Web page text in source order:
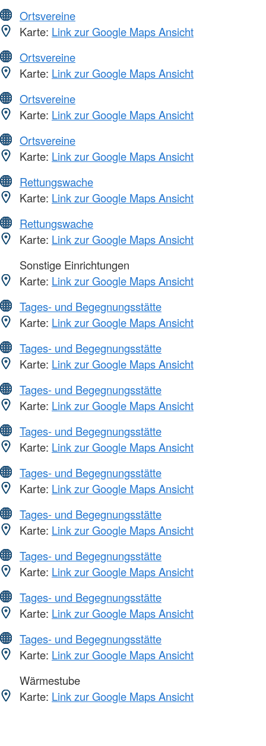
Ortsvereine
Karte: Link zur Google Maps Ansicht
Ortsvereine
Karte: Link zur Google Maps Ansicht
Ortsvereine
Karte: Link zur Google Maps Ansicht
Ortsvereine
Karte: Link zur Google Maps Ansicht
Rettungswache
Karte: Link zur Google Maps Ansicht
Rettungswache
Karte: Link zur Google Maps Ansicht
Sonstige Einrichtungen
Karte: Link zur Google Maps Ansicht
Tages- und Begegnungsstätte
Karte: Link zur Google Maps Ansicht
Tages- und Begegnungsstätte
Karte: Link zur Google Maps Ansicht
Tages- und Begegnungsstätte
Karte: Link zur Google Maps Ansicht
Tages- und Begegnungsstätte
Karte: Link zur Google Maps Ansicht
Tages- und Begegnungsstätte
Karte: Link zur Google Maps Ansicht
Tages- und Begegnungsstätte
Karte: Link zur Google Maps Ansicht
Tages- und Begegnungsstätte
Karte: Link zur Google Maps Ansicht
Tages- und Begegnungsstätte
Karte: Link zur Google Maps Ansicht
Tages- und Begegnungsstätte
Karte: Link zur Google Maps Ansicht
Wärmestube
Karte: Link zur Google Maps Ansicht